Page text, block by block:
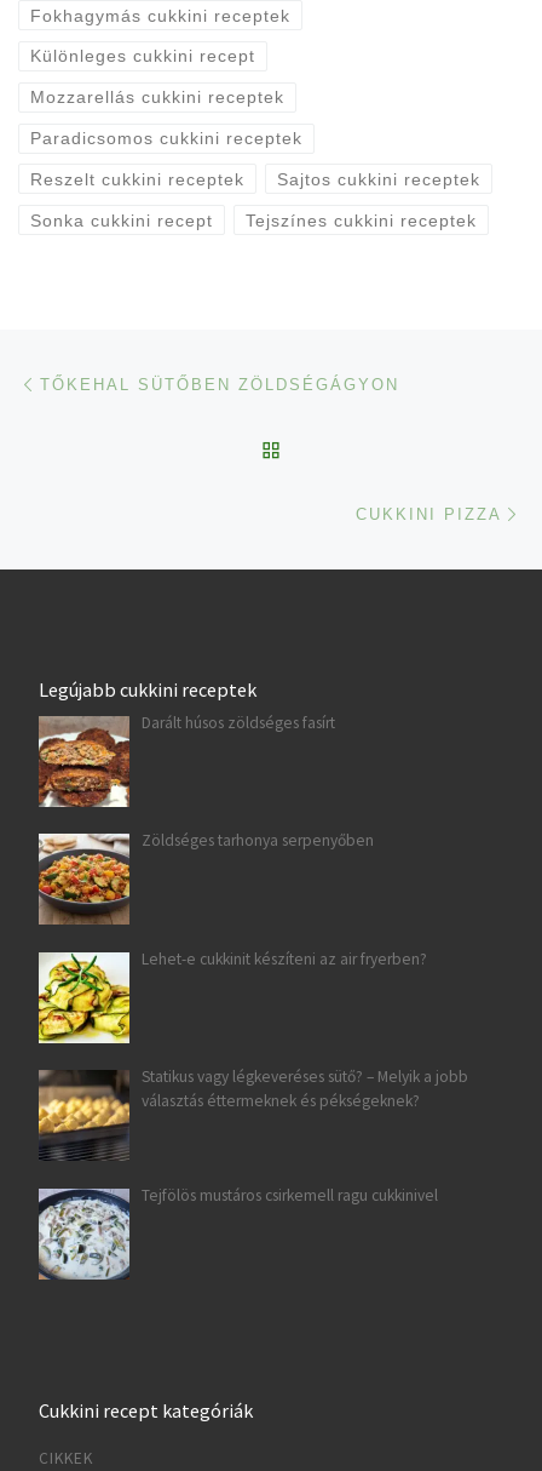
Fokhagymás cukkini receptek
Különleges cukkini recept
Mozzarellás cukkini receptek
Paradicsomos cukkini receptek
Reszelt cukkini receptek Sajtos cukkini receptek
Sonka cukkini recept Tejszínes cukkini receptek
Navigálás a bejegyzések között
TŐKEHAL SÜTŐBEN ZÖLDSÉGÁGYON
CUKKINI PIZZA
Legújabb cukkini receptek
Darált húsos zöldséges fasírt
Zöldséges tarhonya serpenyőben
Lehet-e cukkinit készíteni az air fryerben?
Statikus vagy légkeveréses sütő? – Melyik a jobb
választás éttermeknek és pékségeknek?
Tejfölös mustáros csirkemell ragu cukkinivel
Cukkini recept kategóriák
CIKKEK